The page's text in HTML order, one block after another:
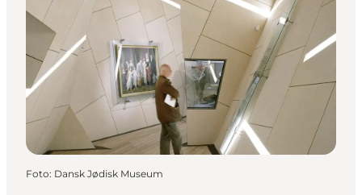
Foto: Dansk Jødisk Museum